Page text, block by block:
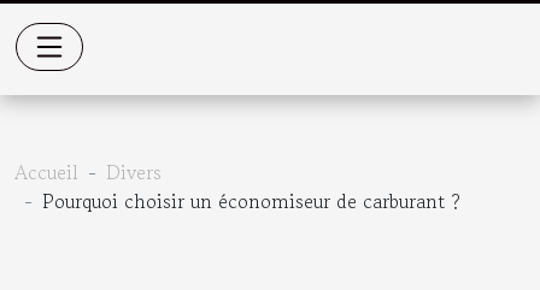
Accueil
Divers
Pourquoi choisir un économiseur de carburant ?